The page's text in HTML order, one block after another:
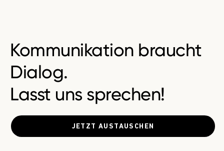
Kommunikation braucht
Dialog.
Lasst uns sprechen!
JETZT AUSTAUSCHEN